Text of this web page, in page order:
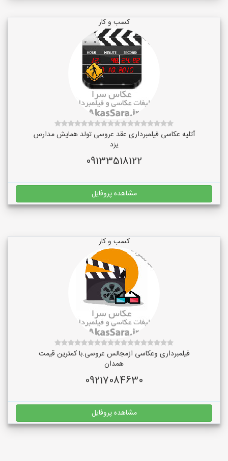
کسب و کار
آتلیه عکاسی فیلمبرداری عقد عروسی تولد همایش مدارس
یزد
09133518122
مشاهده پروفایل
کسب و کار
فیلمبرداری وعکاسی ازمجالس عروسی.با کمترین قیمت
همدان
09217084630
مشاهده پروفایل